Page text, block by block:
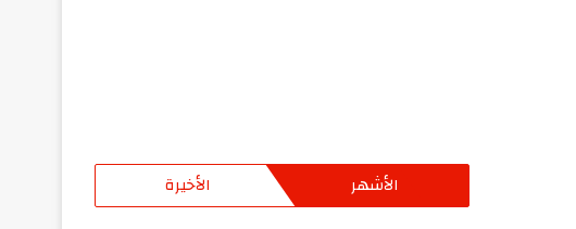
الأشهر الأخيرة